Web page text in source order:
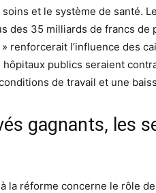
et le système de santé.
des 35 milliards de francs de
renforcerait l’influence des
publics seraient
de travail et une
gagnants, les
la réforme concerne le rôle